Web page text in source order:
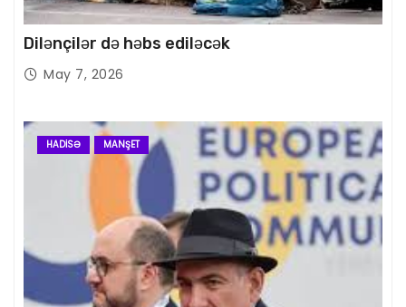
Dilənçilər də həbs ediləcək
May 7, 2026
HADISƏ MANŞET